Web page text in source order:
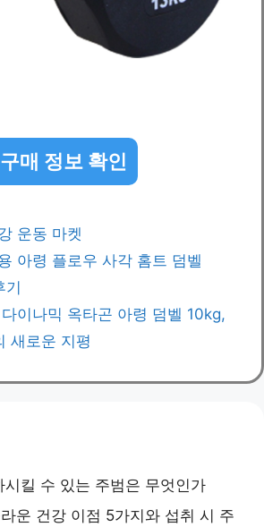
구매 정보 확인
운동 마켓
아령 플로우 사각 홈트 덤벨
기
이나믹 옥타곤 아령 덤벨 10kg,
새로운 지평
킬 수 있는 주범은 무엇인가
운 건강 이점 5가지와 섭취 시 주